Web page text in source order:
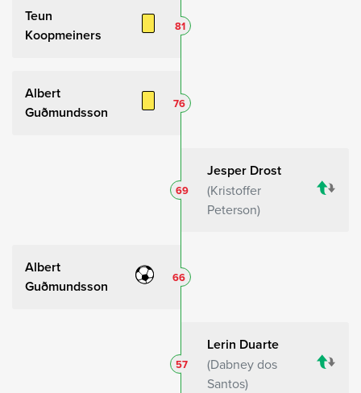
Teun
Koopmeiners
81
Albert
Guðmundsson
76
Jesper Drost
Kristoffer
Peterson
69
Albert
Guðmundsson
66
Lerin Duarte
Dabney dos
Santos
57